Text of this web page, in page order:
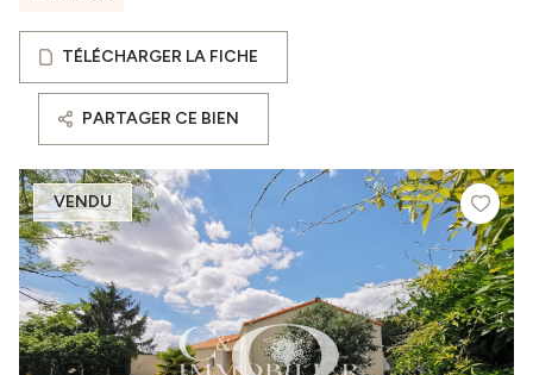
TÉLÉCHARGER LA FICHE
PARTAGER CE BIEN
VENDU